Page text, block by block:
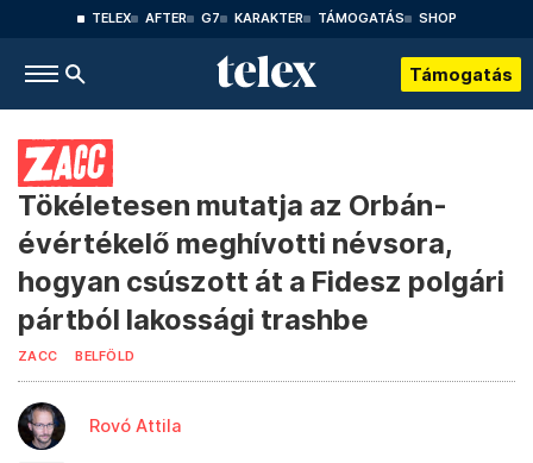
TELEX AFTER G7 KARAKTER TÁMOGATÁS SHOP
Támogatás
Tökéletesen mutatja az Orbán-
évértékelő meghívotti névsora,
hogyan csúszott át a Fidesz polgári
pártból lakossági trashbe
ZACC BELFÖLD
Rovó Attila